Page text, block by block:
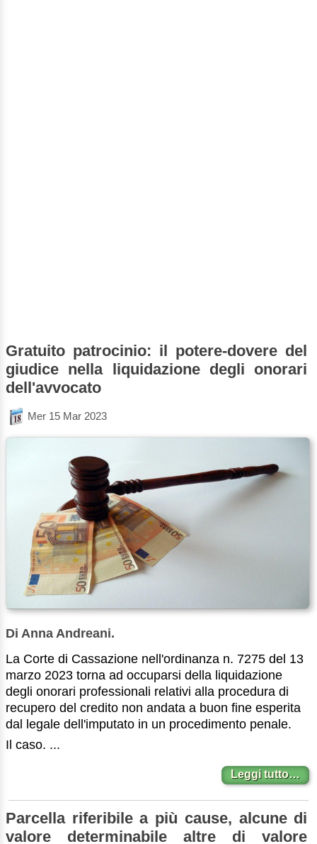
Gratuito patrocinio: il potere-dovere del
giudice nella liquidazione degli onorari
dell'avvocato
Mer 15 Mar 2023
Di Anna Andreani.
La Corte di Cassazione nell'ordinanza n. 7275 del 13
marzo 2023 torna ad occuparsi della liquidazione
degli onorari professionali relativi alla procedura di
recupero del credito non andata a buon fine esperita
dal legale dell'imputato in un procedimento penale.
Il caso. ...
Leggi tutto…
Parcella riferibile a più cause, alcune di
valore determinabile altre di valore